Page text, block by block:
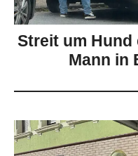
Streit um
Mann in